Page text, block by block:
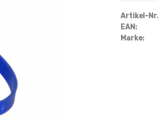
Artikel-
EAN:
Marke: